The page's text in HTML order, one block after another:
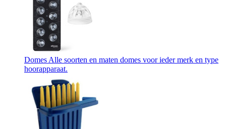
Domes Alle soorten en maten domes voor ieder merk en type
hoorapparaat.